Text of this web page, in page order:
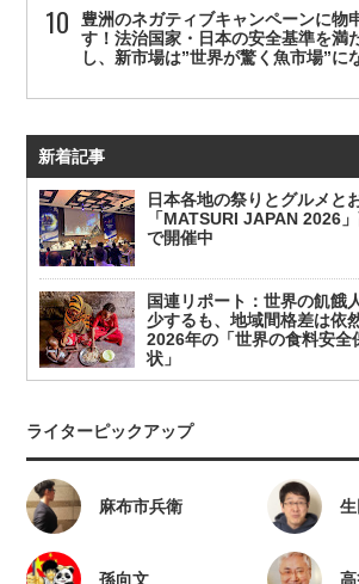
豊洲のネガティブキャンペーンに物
す！法治国家・日本の安全基準を満
し、新市場は”世界が驚く魚市場”に
新着記事
日本各地の祭りとグルメと
「MATSURI JAPAN 2026
で開催中
国連リポート：世界の飢餓
少するも、地域間格差は依
2026年の「世界の食料安全
状」
ライターピックアップ
麻布市兵衛
孫向文